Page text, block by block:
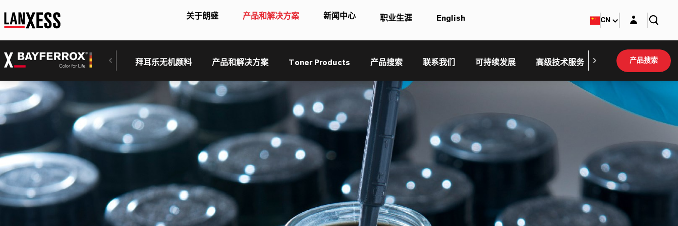
关于朗盛 产品和解决方案 新闻中心 职业生涯 English
拜耳乐无机颜料 产品和解决方案 Toner Products 产品搜索 联系我们 可持续发展 高级技术服务 Bayoxide Toner
产品搜索
CN Login layer